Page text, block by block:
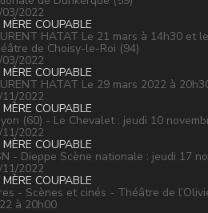
03/2022
COUPABLE
HATAT Le 21 mars à 14h30 et
de Choisy-le-Roi (94)
03/2022
COUPABLE
HATAT Le 29 mars 2022 à
11/2022
COUPABLE
(60) - Le Chevalet : jeudi 10
11/2022
COUPABLE
- Dieppe Scène nationale : jeudi 17
11/2022
COUPABLE
- Scènes et cinés - Théâtre de
à 20h00